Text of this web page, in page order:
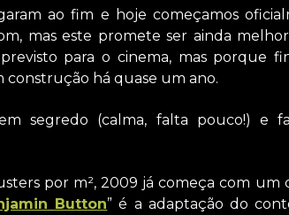
ao fim e hoje começamos
mas este promete ser ainda
para o cinema, mas porque
construção há quase um ano.
segredo (calma, falta pouco!) e
por m², 2009 já começa com um
Button” é a adaptação do